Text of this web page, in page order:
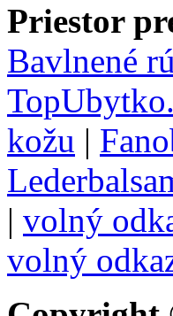
Priestor
Bavlnené
kožu |
| volný
volný